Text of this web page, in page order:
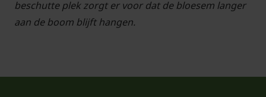
beschutte plek zorgt er voor dat de bloesem langer
aan de boom blijft hangen.